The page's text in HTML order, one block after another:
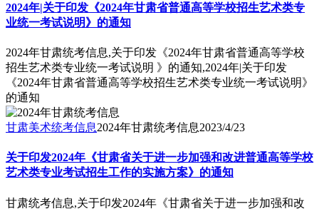
2024年|关于印发《2024年甘肃省普通高等学校招生艺术类专
业统一考试说明》的通知
2024年甘肃统考信息,关于印发《2024年甘肃省普通高等学校
招生艺术类专业统一考试说明 》的通知,2024年|关于印发
《2024年甘肃省普通高等学校招生艺术类专业统一考试说明》
的通知
甘肃美术统考信息2024年甘肃统考信息2023/4/23
关于印发2024年《甘肃省关于进一步加强和改进普通高等学校
艺术类专业考试招生工作的实施方案》的通知
甘肃统考信息,关于印发2024年《甘肃省关于进一步加强和改